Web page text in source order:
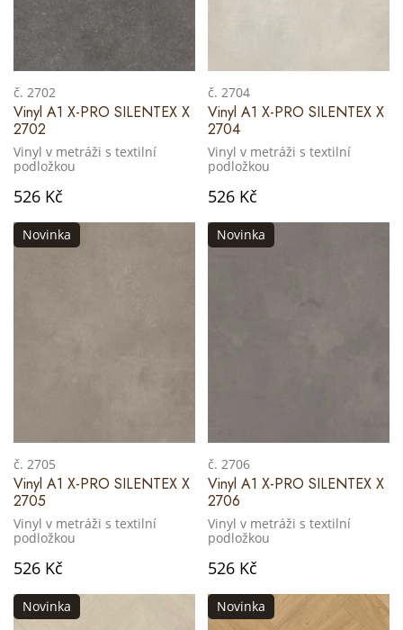
č. 2702
Vinyl A1 X-PRO SILENTEX X
2702
Vinyl v metráži s textilní
podložkou
526 Kč
č. 2704
Vinyl A1 X-PRO SILENTEX X
2704
Vinyl v metráži s textilní
podložkou
526 Kč
Novinka
č. 2705
Vinyl A1 X-PRO SILENTEX X
2705
Vinyl v metráži s textilní
podložkou
526 Kč
Novinka
č. 2706
Vinyl A1 X-PRO SILENTEX X
2706
Vinyl v metráži s textilní
podložkou
526 Kč
Novinka Novinka